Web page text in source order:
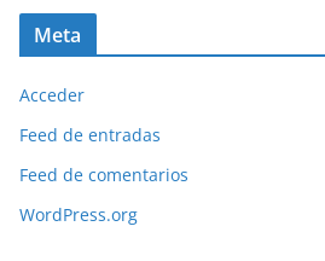
Meta
Acceder
Feed de entradas
Feed de comentarios
WordPress.org